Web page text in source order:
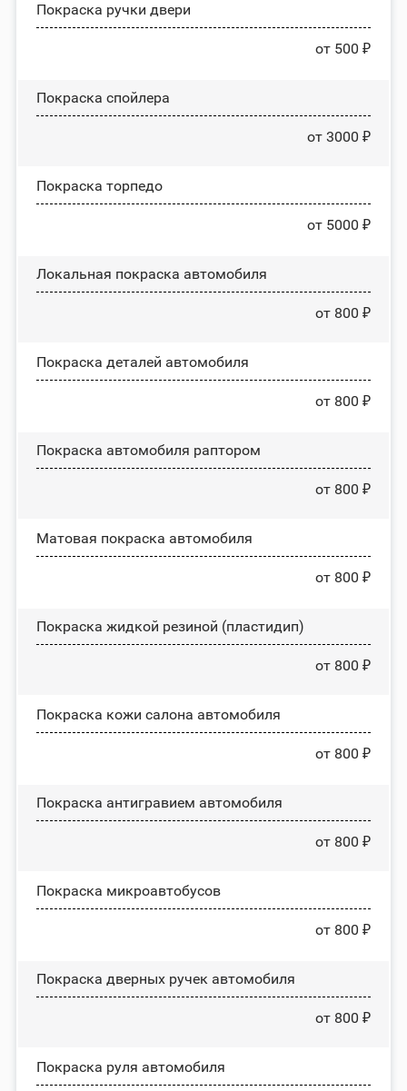
Покраска ручки двери
от 500 ₽
Покраска спойлера
от 3000 ₽
Покраска торпедо
от 5000 ₽
Локальная покраска автомобиля
от 800 ₽
Покраска деталей автомобиля
от 800 ₽
Покраска автомобиля раптором
от 800 ₽
Матовая покраска автомобиля
от 800 ₽
Покраска жидкой резиной (пластидип)
от 800 ₽
Покраска кожи салона автомобиля
от 800 ₽
Покраска антигравием автомобиля
от 800 ₽
Покраска микроавтобусов
от 800 ₽
Покраска дверных ручек автомобиля
от 800 ₽
Покраска руля автомобиля